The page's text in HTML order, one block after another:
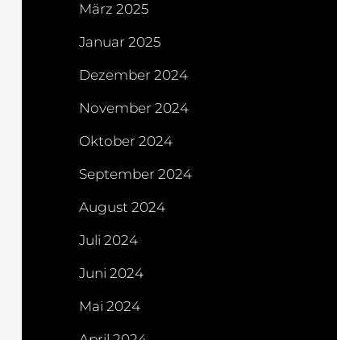
März 2025
Januar 2025
Dezember 2024
November 2024
Oktober 2024
September 2024
August 2024
Juli 2024
Juni 2024
Mai 2024